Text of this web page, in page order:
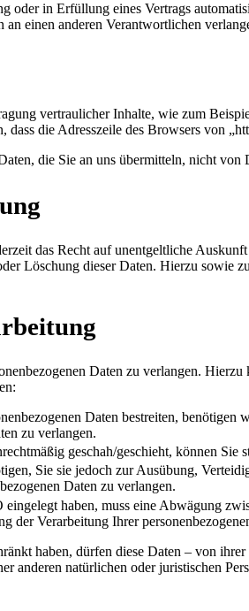
in Erfüllung eines Vertrags
einen anderen Verantwortlichen
vertraulicher Inhalte, wie zum
dass die Adresszeile des Browsers von
die Sie an uns übermitteln, nicht von
das Recht auf unentgeltliche
Löschung dieser Daten. Hierzu sowie
Daten zu verlangen.
Daten bestreiten,
zu verlangen.
geschah/geschieht, können
Sie sie jedoch zur Ausübung,
Daten zu verlangen.
haben, muss eine Abwägung
der Verarbeitung Ihrer
haben, dürfen diese Daten – von
anderen natürlichen oder juristischen